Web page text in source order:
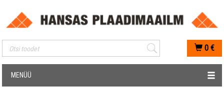
Mobiilis otsimise sisestus
0 €
MENÜÜ